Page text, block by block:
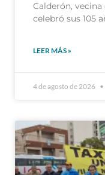
Calderón, vecina
celebró sus 105
LEER MÁS »
4 de agosto de 2026